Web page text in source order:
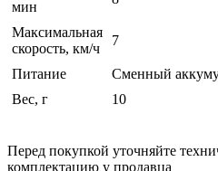
мин
Максимальная
скорость, км/ч
7
Питание
Сменный
Вес, г
10
Перед покупкой уточняйте
комплектацию у продавца